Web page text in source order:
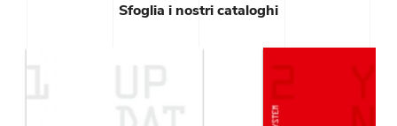
Sfoglia i nostri cataloghi